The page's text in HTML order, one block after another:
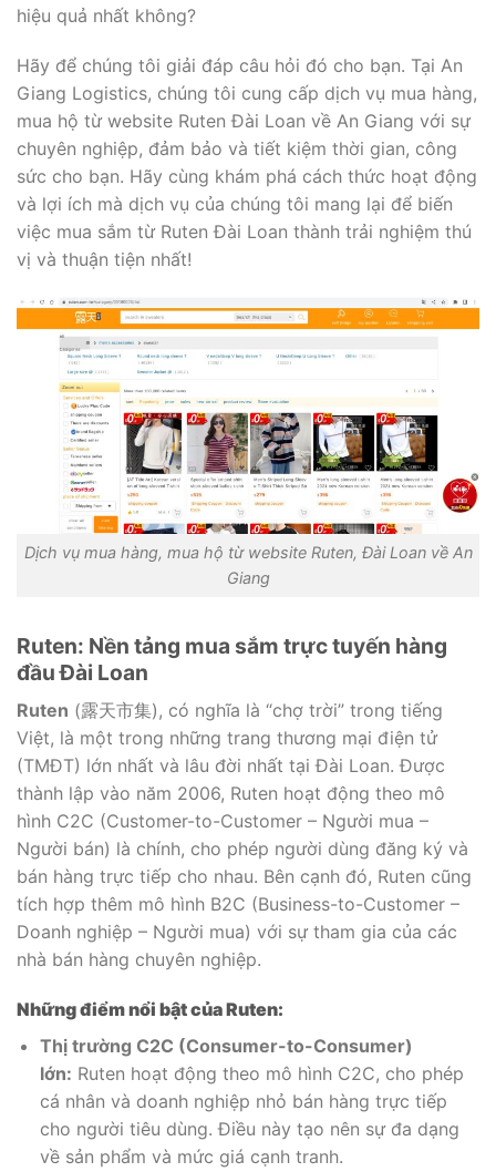
hiệu quả nhất không?
Hãy để chúng tôi giải đáp câu hỏi đó cho bạn. Tại An
Giang Logistics, chúng tôi cung cấp dịch vụ mua hàng,
mua hộ từ website Ruten Đài Loan về An Giang với sự
chuyên nghiệp, đảm bảo và tiết kiệm thời gian, công
sức cho bạn. Hãy cùng khám phá cách thức hoạt động
và lợi ích mà dịch vụ của chúng tôi mang lại để biến
việc mua sắm từ Ruten Đài Loan thành trải nghiệm thú
vị và thuận tiện nhất!
Dịch vụ mua hàng, mua hộ từ website Ruten, Đài Loan về An
Giang
Ruten: Nền tảng mua sắm trực tuyến hàng
đầu Đài Loan
Ruten (露天市集), có nghĩa là “chợ trời” trong tiếng
Việt, là một trong những trang thương mại điện tử
(TMĐT) lớn nhất và lâu đời nhất tại Đài Loan. Được
thành lập vào năm 2006, Ruten hoạt động theo mô
hình C2C (Customer-to-Customer – Người mua –
Người bán) là chính, cho phép người dùng đăng ký và
bán hàng trực tiếp cho nhau. Bên cạnh đó, Ruten cũng
tích hợp thêm mô hình B2C (Business-to-Customer –
Doanh nghiệp – Người mua) với sự tham gia của các
nhà bán hàng chuyên nghiệp.
Những điểm nổi bật của Ruten:
Thị trường C2C (Consumer-to-Consumer)
lớn: Ruten hoạt động theo mô hình C2C, cho phép
cá nhân và doanh nghiệp nhỏ bán hàng trực tiếp
cho người tiêu dùng. Điều này tạo nên sự đa dạng
về sản phẩm và mức giá cạnh tranh.